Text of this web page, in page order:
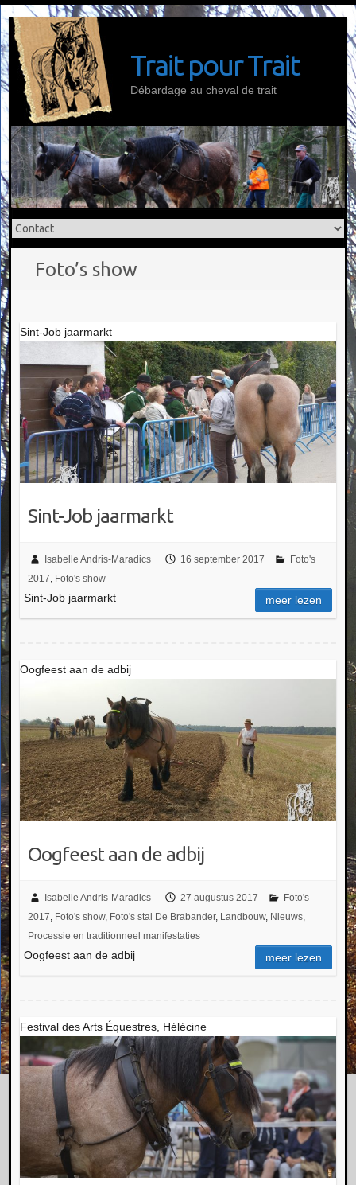
Doorgaan
naar
inhoud
Trait pour Trait
Débardage au cheval de trait
Foto’s show
Sint-Job jaarmarkt
Sint-Job jaarmarkt
Isabelle Andris-Maradics 16 september 2017
Foto's
2017, Foto's show
Sint-Job jaarmarkt meer lezen
Oogfeest aan de adbij
Oogfeest aan de adbij
Isabelle Andris-Maradics 27 augustus 2017
Foto's
2017 Foto's show, Foto's stal De Brabander, Landbouw, Nieuws,
Processie en traditionneel manifestaties
Oogfeest aan de adbij meer lezen
Festival des Arts Équestres, Hélécine